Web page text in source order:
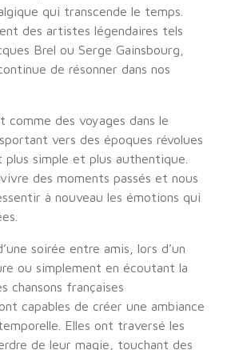
qui transcende le temps.
des artistes légendaires tels
Brel ou Serge Gainsbourg,
de résonner dans nos
comme des voyages dans le
vers des époques révolues
plus simple et plus authentique.
des moments passés et nous
à nouveau les émotions qui
soirée entre amis, lors d’un
ou simplement en écoutant la
chansons françaises
capables de créer une ambiance
Elles ont traversé les
de leur magie, touchant des